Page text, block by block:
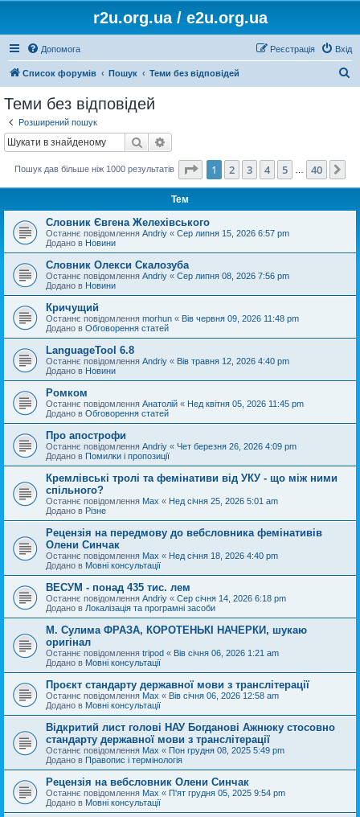
r2u.org.ua / e2u.org.ua
Допомога Вхід
Реєстрація
Список форумів Пошук Теми без відповідей
Теми без відповідей
Розширений пошук
Пошук
Пошук дав більше ніж 1000 результатів Сторінка 1 40
1 2 3 4 5 40
Тем
Словник Євгена Желехівського
Останнє повідомлення Andriy « Сер липня 15, 2026 6:57 pm
Додано в Новини
Словник Олекси Скалозуба
Останнє повідомлення Andriy « Сер липня 08, 2026 7:56 pm
Додано в Новини
Кричущий
Останнє повідомлення morhun « Вів червня 09, 2026 11:48 pm
Додано в Обговорення статей
LanguageTool 6.8
Останнє повідомлення Andriy « Вів травня 12, 2026 4:40 pm
Додано в Новини
Ромком
Останнє повідомлення Анатолій « Нед квітня 05, 2026 11:45 pm
Додано в Обговорення статей
Про апострофи
Останнє повідомлення Andriy « Чет березня 26, 2026 4:09 pm
Додано в Помилки і пропозиції
Кремлівські тролі та фемінативи від УКУ - що між ними
спільного?
Останнє повідомлення Max « Нед січня 25, 2026 5:01 am
Додано в Різне
Рецензія на передмову до вебсловника фемінативів
Олени Синчак
Останнє повідомлення Max « Нед січня 18, 2026 4:40 pm
Додано в Мовні консультації
ВЕСУМ - понад 435 тис. лем
Останнє повідомлення Andriy « Сер січня 14, 2026 6:18 pm
Додано в Локалізація та програмні засоби
М. Сулима ФРАЗА, КОРОТЕНЬКІ НАЧЕРКИ, шукаю
оригінал
Останнє повідомлення tripod « Вів січня 06, 2026 1:21 am
Додано в Мовні консультації
Проєкт стандарту державної мови з транслітерації
Останнє повідомлення Max « Вів січня 06, 2026 12:58 am
Додано в Мовні консультації
Відкритий лист голові НАУ Богданові Ажнюку стосовно
стандарту державної мови з транслітерації
Останнє повідомлення Max « Пон грудня 08, 2025 5:49 pm
Додано в Правопис і термінологія
Рецензія на вебсловник Олени Синчак
Останнє повідомлення Max « П'ят грудня 05, 2025 9:54 pm
Додано в Мовні консультації